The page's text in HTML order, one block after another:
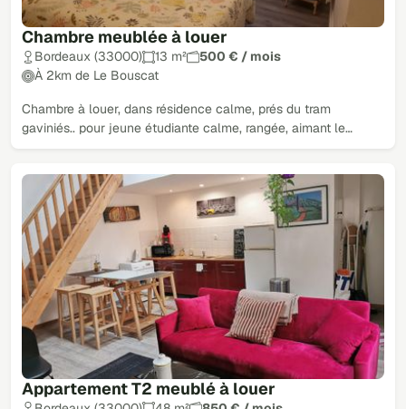
Chambre meublée à louer
Bordeaux (33000) 13 m²
500 € / mois
À 2km de Le Bouscat
Chambre à louer, dans résidence calme, prés du tram
gaviniés.. pour jeune étudiante calme, rangée, aimant le…
Appartement T2 meublé à louer